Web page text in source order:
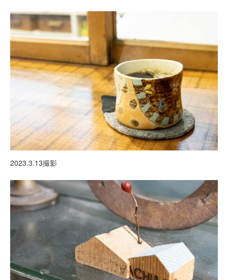
2023.3.13撮影